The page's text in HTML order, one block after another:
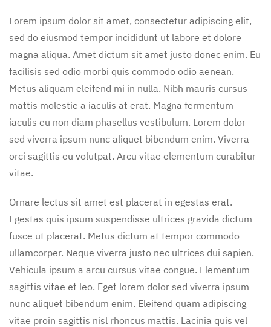
Lorem ipsum dolor sit amet, consectetur adipiscing elit,
sed do eiusmod tempor incididunt ut labore et dolore
magna aliqua. Amet dictum sit amet justo donec enim. Eu
facilisis sed odio morbi quis commodo odio aenean.
Metus aliquam eleifend mi in nulla. Nibh mauris cursus
mattis molestie a iaculis at erat. Magna fermentum
iaculis eu non diam phasellus vestibulum. Lorem dolor
sed viverra ipsum nunc aliquet bibendum enim. Viverra
orci sagittis eu volutpat. Arcu vitae elementum curabitur
vitae.
Ornare lectus sit amet est placerat in egestas erat.
Egestas quis ipsum suspendisse ultrices gravida dictum
fusce ut placerat. Metus dictum at tempor commodo
ullamcorper. Neque viverra justo nec ultrices dui sapien.
Vehicula ipsum a arcu cursus vitae congue. Elementum
sagittis vitae et leo. Eget lorem dolor sed viverra ipsum
nunc aliquet bibendum enim. Eleifend quam adipiscing
vitae proin sagittis nisl rhoncus mattis. Lacinia quis vel